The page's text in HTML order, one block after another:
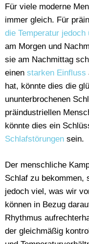
Für viele moderne
immer gleich. Für
die Temperatur jedoch
am Morgen und
sie am Nachmittag
einen starken Einfluss
hat, könnte dies die
ununterbrochenen
präindustriellen
könnte dies ein
Schlafstörungen sein.
Der menschliche
Schlaf zu bekommen,
jedoch viel, was wir
können in Bezug
Rhythmus
der gleichmäßig